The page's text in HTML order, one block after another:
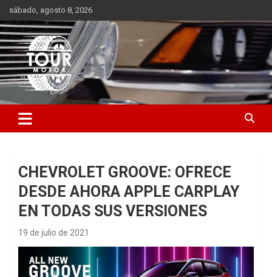
Saltar
al
contenido
sábado, agosto 8, 2026
Tour Motor
Plataforma de contenido audiovisual para el sector automotriz
CHEVROLET GROOVE: OFRECE
DESDE AHORA APPLE CARPLAY
EN TODAS SUS VERSIONES
19 de julio de 2021